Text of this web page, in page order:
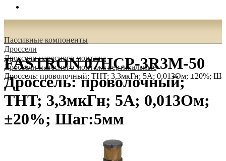
Пассивные компоненты
Дроссели
Дроссели навесного монтажа
Дроссели навесного монтажа вертикальные
Дроссель: проволочный; THT; 3,3мкГн; 5А; 0,013Ом; ±20%;
FASTRON 07HCP-3R3M-50
Дроссель: проволочный;
THT; 3,3мкГн; 5А; 0,013Ом;
±20%; Шаг:5мм